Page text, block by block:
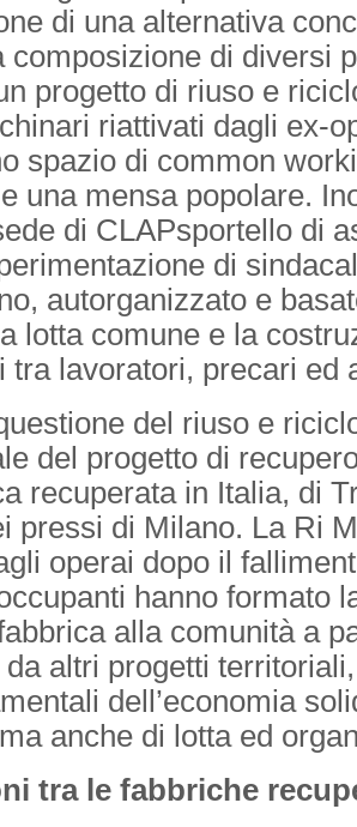
di una alternativa
composizione di diversi
progetto di riuso e
riattivati dagli ex-
spazio di common
una mensa popolare.
di CLAPsportello di
di
autorganizzato e
lotta comune e la
tra lavoratori, precari ed
del riuso e
del progetto di
recuperata in Italia, di
pressi di Milano. La Ri
operai dopo il
hanno formato
alla comunità a
da altri progetti
dell’economia
anche di lotta ed
tra le fabbriche